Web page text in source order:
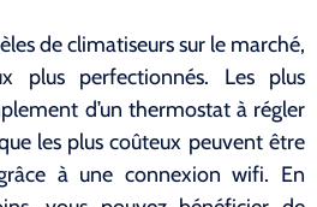
de climatiseurs sur le marché,
plus perfectionnés. Les plus
d’un thermostat à régler
les plus coûteux peuvent être
à une connexion wifi. En